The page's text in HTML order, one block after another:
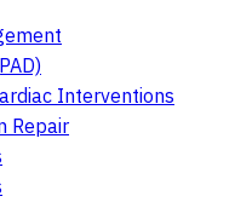
Interventions
Repair